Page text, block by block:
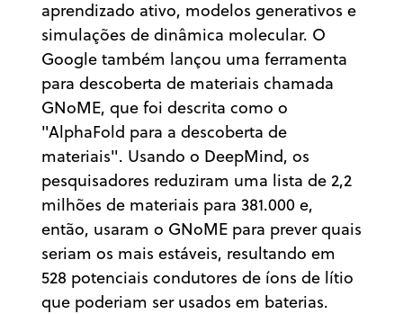
aprendizado ativo, modelos generativos e
simulações de dinâmica molecular. O
Google também lançou uma ferramenta
para descoberta de materiais chamada
GNoME, que foi descrita como o
"AlphaFold para a descoberta de
materiais". Usando o DeepMind, os
pesquisadores reduziram uma lista de 2,2
milhões de materiais para 381.000 e,
então, usaram o GNoME para prever quais
seriam os mais estáveis, resultando em
528 potenciais condutores de íons de lítio
que poderiam ser usados em baterias.